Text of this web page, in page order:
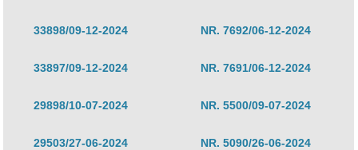
33898/09-12-2024 NR. 7692/06-12-2024
33897/09-12-2024 NR. 7691/06-12-2024
29898/10-07-2024 NR. 5500/09-07-2024
29503/27-06-2024 NR. 5090/26-06-2024